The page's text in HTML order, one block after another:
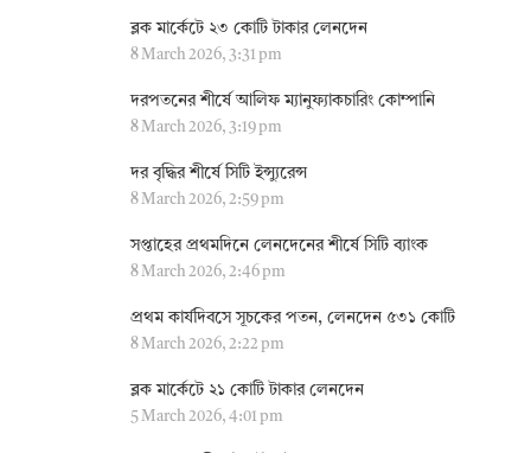
ব্লক মার্কেটে ২৩ কোটি টাকার লেনদেন
8 March 2026, 3:31 pm
দরপতনের শীর্ষে আলিফ ম্যানুফ্যাকচারিং কোম্পানি
8 March 2026, 3:19 pm
দর বৃদ্ধির শীর্ষে সিটি ইন্স্যুরেন্স
8 March 2026, 2:59 pm
সপ্তাহের প্রথমদিনে লেনদেনের শীর্ষে সিটি ব্যাংক
8 March 2026, 2:46 pm
প্রথম কার্যদিবসে সূচকের পতন, লেনদেন ৫৩১ কোটি
8 March 2026, 2:22 pm
ব্লক মার্কেটে ২১ কোটি টাকার লেনদেন
5 March 2026, 4:01 pm